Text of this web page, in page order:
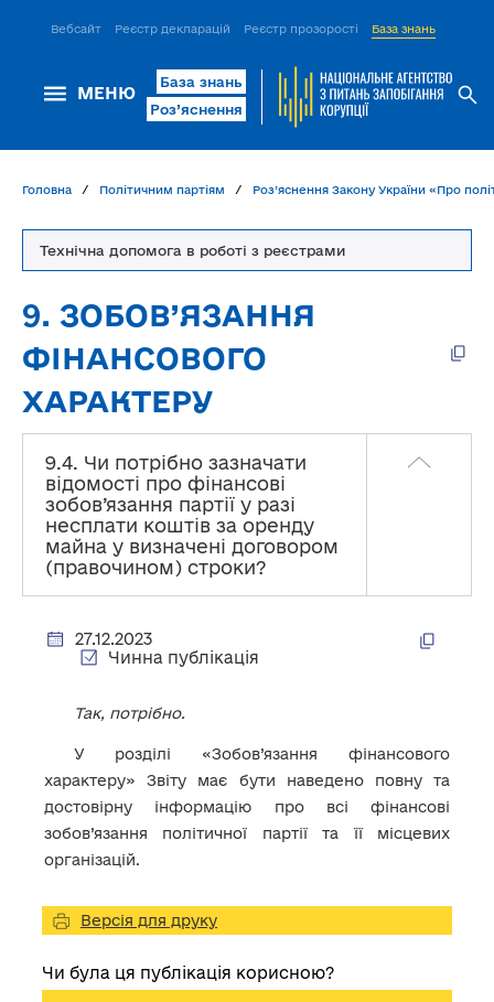
Вебсайт Реєстр декларацій Реєстр прозорості База знань
МЕНЮ
База знань
Роз’яснення
Головна Політичним партіям Роз’яснення Закону України «Про
Технічна допомога в роботі з реєстрами
9. ЗОБОВ’ЯЗАННЯ
ФІНАНСОВОГО
ХАРАКТЕРУ
9.4. Чи потрібно зазначати
відомості про фінансові
зобов’язання партії у разі
несплати коштів за оренду
майна у визначені договором
(правочином) строки?
27.12.2023
Чинна публікація
Так, потрібно.
У розділі «Зобов’язання фінансового
характеру» Звіту має бути наведено повну та
достовірну інформацію про всі фінансові
зобов’язання політичної партії та її місцевих
організацій.
Версія для друку
Чи була ця публікація корисною?